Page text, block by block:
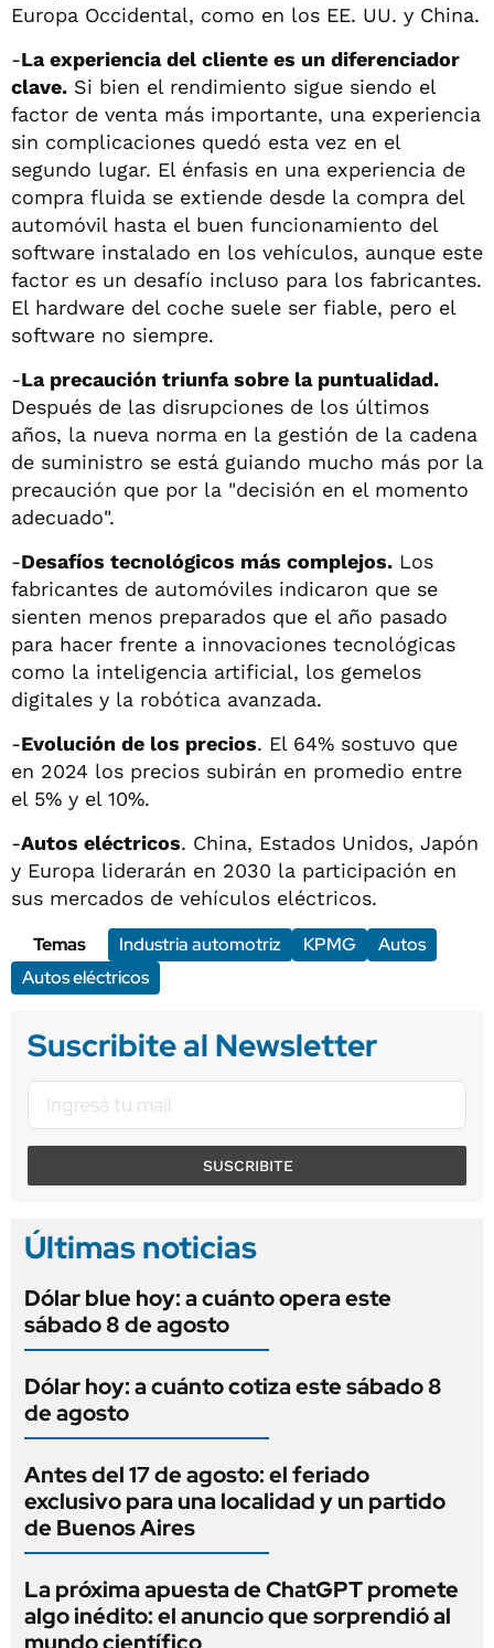
Europa Occidental, como en los EE. UU. y China.
-La experiencia del cliente es un diferenciador
clave. Si bien el rendimiento sigue siendo el
factor de venta más importante, una experiencia
sin complicaciones quedó esta vez en el
segundo lugar. El énfasis en una experiencia de
compra fluida se extiende desde la compra del
automóvil hasta el buen funcionamiento del
software instalado en los vehículos, aunque este
factor es un desafío incluso para los fabricantes.
El hardware del coche suele ser fiable, pero el
software no siempre.
-La precaución triunfa sobre la puntualidad.
Después de las disrupciones de los últimos
años, la nueva norma en la gestión de la cadena
de suministro se está guiando mucho más por la
precaución que por la "decisión en el momento
adecuado".
-Desafíos tecnológicos más complejos. Los
fabricantes de automóviles indicaron que se
sienten menos preparados que el año pasado
para hacer frente a innovaciones tecnológicas
como la inteligencia artificial, los gemelos
digitales y la robótica avanzada.
-Evolución de los precios. El 64% sostuvo que
en 2024 los precios subirán en promedio entre
el 5% y el 10%.
-Autos eléctricos. China, Estados Unidos, Japón
y Europa liderarán en 2030 la participación en
sus mercados de vehículos eléctricos.
Temas
Industria automotriz KPMG
Autos
Autos eléctricos
Suscribite al Newsletter
SUSCRIBITE
Últimas noticias
Dólar blue hoy: a cuánto opera este
sábado 8 de agosto
Dólar hoy: a cuánto cotiza este sábado 8
de agosto
Antes del 17 de agosto: el feriado
exclusivo para una localidad y un partido
de Buenos Aires
La próxima apuesta de ChatGPT promete
algo inédito: el anuncio que sorprendió al
mundo científico